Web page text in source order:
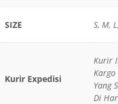
SIZE S, M,
Kurir Expedisi
Kurir
Yang
Di